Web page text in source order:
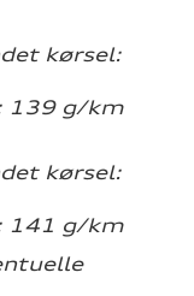
kørsel:
139 g/km
kørsel:
141 g/km